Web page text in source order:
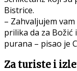
Bistrice.
– Zahvaljujem
prilika da za
purana – pisao je
Za turiste i